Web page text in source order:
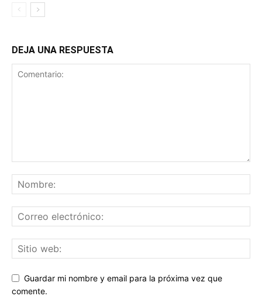
DEJA UNA RESPUESTA
Guardar mi nombre y email para la próxima vez que
comente.